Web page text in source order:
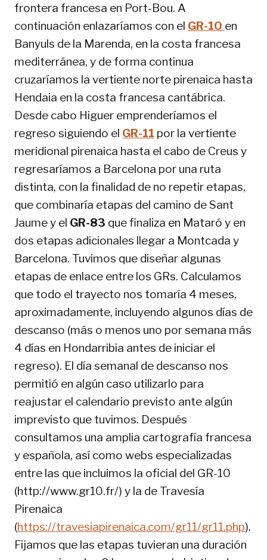
frontera francesa en Port-Bou. A
continuación enlazaríamos con el GR-10 en
Banyuls de la Marenda, en la costa francesa
mediterránea, y de forma continua
cruzaríamos la vertiente norte pirenaica hasta
Hendaia en la costa francesa cantábrica.
Desde cabo Higuer emprenderíamos el
regreso siguiendo el GR-11 por la vertiente
meridional pirenaica hasta el cabo de Creus y
regresaríamos a Barcelona por una ruta
distinta, con la finalidad de no repetir etapas,
que combinaría etapas del camino de Sant
Jaume y el GR-83 que finaliza en Mataró y en
dos etapas adicionales llegar a Montcada y
Barcelona. Tuvimos que diseñar algunas
etapas de enlace entre los GRs. Calculamos
que todo el trayecto nos tomaría 4 meses,
aproximadamente, incluyendo algunos días de
descanso (más o menos uno por semana más
4 días en Hondarribia antes de iniciar el
regreso). El día semanal de descanso nos
permitió en algún caso utilizarlo para
reajustar el calendario previsto ante algún
imprevisto que tuvimos. Después
consultamos una amplia cartografía francesa
y española, así como webs especializadas
entre las que incluimos la oficial del GR-10
(http://www.gr10.fr/) y la de Travesía
Pirenaica
(https://travesiapirenaica.com/gr11/gr11.php).
Fijamos que las etapas tuvieran una duración